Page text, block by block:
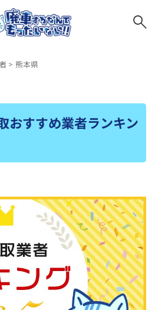
> 熊本県
おすすめ業者ランキン